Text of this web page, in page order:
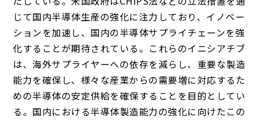
じて国内半導体生産の強化に注力しており、イノベー
ションを加速し、国内の半導体サプライチェーンを強
化することが期待されている。これらのイニシアチブ
は、海外サプライヤーへの依存を減らし、重要な製造
能力を確保し、様々な産業からの需要増に対応するた
めの半導体の安定供給を確保することを目的としてい
る。国内における半導体製造能力の強化に向けたこの